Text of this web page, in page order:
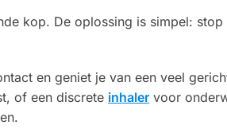
kop. De oplossing is simpel: stop
en geniet je van een veel
of een discrete inhaler voor